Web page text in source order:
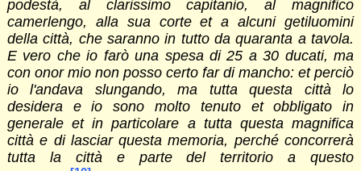
podestà, al clarissimo capitanio, al magnifico
camerlengo, alla sua corte et a alcuni getiluomini
della città, che saranno in tutto da quaranta a tavola.
E vero che io farò una spesa di 25 a 30 ducati, ma
con onor mio non posso certo far di mancho: et perciò
io l'andava slungando, ma tutta questa città lo
desidera e io sono molto tenuto et obbligato in
generale et in particolare a tutta questa magnifica
città e di lasciar questa memoria, perché concorrerà
tutta la città e parte del territorio a questo